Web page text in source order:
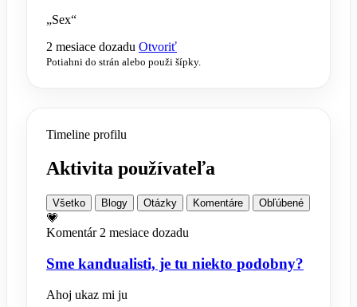
„Sex“
2 mesiace dozadu Otvoriť
Potiahni do strán alebo použi šípky.
Timeline profilu
Aktivita používateľa
Všetko Blogy Otázky Komentáre Obľúbené
💗
Komentár 2 mesiace dozadu
Sme kandualisti, je tu niekto podobny?
Ahoj ukaz mi ju